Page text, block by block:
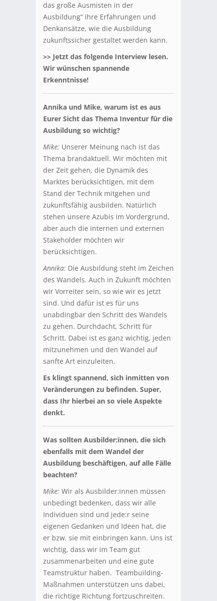
das große Ausmisten in der
Ausbildung“ ihre Erfahrungen und
Denkansätze, wie die Ausbildung
zukunftssicher gestaltet werden kann.
>> Jetzt das folgende Interview lesen.
Wir wünschen spannende
Erkenntnisse!
Annika und Mike, warum ist es aus
Eurer Sicht das Thema Inventur für die
Ausbildung so wichtig?
Mike: Unserer Meinung nach ist das
Thema brandaktuell. Wir möchten mit
der Zeit gehen, die Dynamik des
Marktes berücksichtigen, mit dem
Stand der Technik mitgehen und
zukunftsfähig ausbilden. Natürlich
stehen unsere Azubis im Vordergrund,
aber auch die internen und externen
Stakeholder möchten wir
berücksichtigen.
Annika: Die Ausbildung steht im Zeichen
des Wandels. Auch in Zukunft möchten
wir Vorreiter sein, so wie wir es jetzt
sind. Und dafür ist es für uns
unabdingbar den Schritt des Wandels
zu gehen. Durchdacht, Schritt für
Schritt. Dabei ist es ganz wichtig, jeden
mitzunehmen und den Wandel auf
sanfte Art einzuleiten.
Es klingt spannend, sich inmitten von
Veränderungen zu befinden. Super,
dass Ihr hierbei an so viele Aspekte
denkt.
Was sollten Ausbilder:innen, die sich
ebenfalls mit dem Wandel der
Ausbildung beschäftigen, auf alle Fälle
beachten?
Mike: Wir als Ausbilder:innen müssen
unbedingt bedenken, dass wir alle
Individuen sind und jede:r seine
eigenen Gedanken und Ideen hat, die
er bzw. sie mit einbringen kann. Uns ist
wichtig, dass wir im Team gut
zusammenarbeiten und eine gute
Teamstruktur haben. Teambuilding-
Maßnahmen unterstützen uns dabei,
die richtige Richtung fortzuschreiten.